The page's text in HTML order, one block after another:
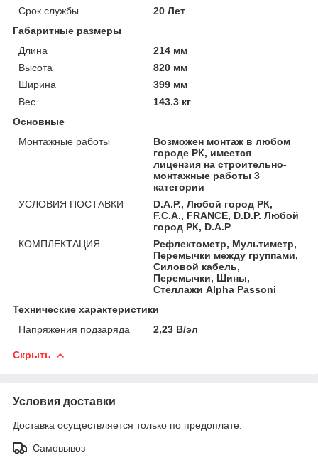
Срок службы
20 Лет
Габаритные размеры
Длина
214 мм
Высота
820 мм
Ширина
399 мм
Вес
143.3 кг
Основные
Монтажные работы
Возможен монтаж в любом
городе РК, имеется
лицензия на строительно-
монтажные работы 3
категории
УСЛОВИЯ ПОСТАВКИ
D.A.P., Любой город РК,
F.C.A., FRANCE, D.D.P. Любой
город РК, D.A.P
КОМПЛЕКТАЦИЯ
Рефлектометр, Мультиметр,
Перемычки между группами,
Силовой кабель,
Перемычки, Шины,
Стеллажи Alpha Passoni
Технические характеристики
Напряжения подзаряда
2,23 В/эл
Скрыть
Условия доставки
Доставка осуществляется только по предоплате.
Самовывоз